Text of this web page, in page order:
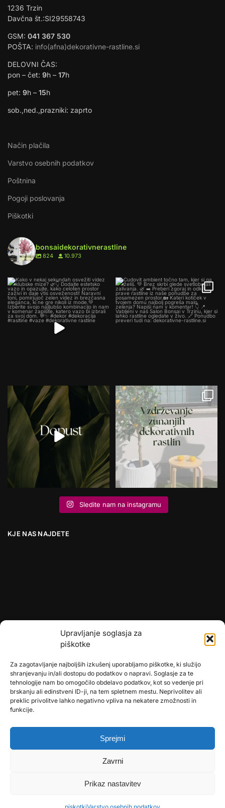
Upravljanje soglasja za
piškotke
Za zagotavljanje najboljših izkušenj uporabljamo piškotke, ki služijo
shranjevanju in/ali dostopu do podatkov o napravi. Soglasje za te
tehnologije nam bo omogočilo obdelavo podatkov, kot so vedenje pri
brskanju ali edinstveni ID-ji, na tem spletnem mestu. Neprivolitev ali
preklic privolitve lahko negativno vpliva na nekatere zmožnosti in
funkcije.
Sprejmi
Zavrni
Prikaz nastavitev
1236 Trzin
Davčna št.:SI29558743
GSM: 041 367 530
POŠTA: info(afna)dekorativne-rastline.si
DELOVNI ČAS:
pon – čet: 9h – 17h
pet: 9h – 15h
sob.,ned.,prazniki: zaprto
Način plačila
Varstvo osebnih podatkov
Poštnina
Pogoji poslovanja
Piškotki
bonsaidekorativnerastline
824 10.973
Sledite nam na instagramu
KJE NAS NAJDETE
🎄umetne-jelke.si
🇩🇪bonsai-kunstblumen.de